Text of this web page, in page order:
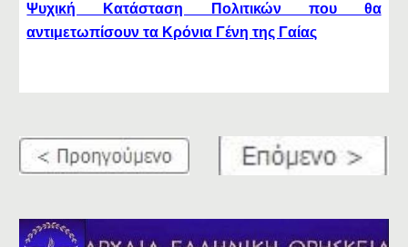
Ψυχική Κατάσταση Πολιτικών που θα
αντιμετωπίσουν τα Κρόνια Γένη της Γαίας